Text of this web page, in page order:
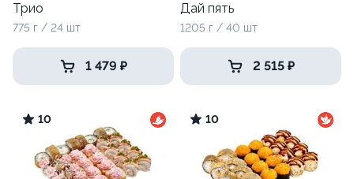
Трио
775 г / 24 шт
1 479 ₽
Дай пять
1205 г / 40 шт
2 515 ₽
10 10